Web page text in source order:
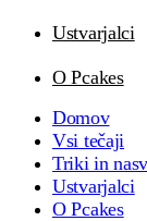
Ustvarjalci
O Pcakes
Domov
Vsi tečaji
Triki in
Ustvarjalci
O Pcakes